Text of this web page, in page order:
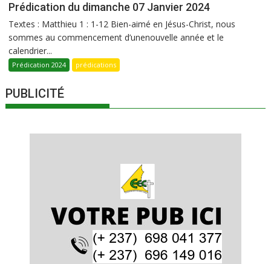
Prédication du dimanche 07 Janvier 2024
Textes : Matthieu 1 : 1-12 Bien-aimé en Jésus-Christ, nous
sommes au commencement d’unenouvelle année et le
calendrier...
Prédication 2024 prédications
PUBLICITÉ